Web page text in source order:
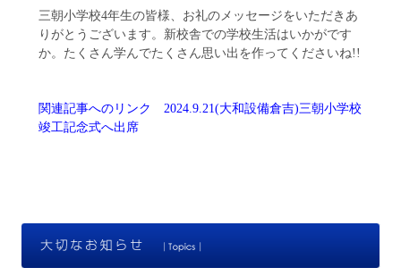
三朝小学校4年生の皆様、お礼のメッセージをいただきあ
りがとうございます。新校舎での学校生活はいかがです
か。たくさん学んでたくさん思い出を作ってくださいね!!
関連記事へのリンク 2024.9.21(大和設備倉吉)三朝小学校
竣工記念式へ出席